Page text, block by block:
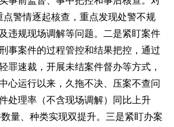
点警情逐起核查，重点发现处警不规
违规现场调解等问题。二是紧盯案件
事案件的过程管控和结果把控，通过
罪速裁，开展未结案件督办等方式，
心运行以来，久拖不决、压案不查问
处理率（不含现场调解）同比上升
量、种类实现双提升。三是紧盯办案